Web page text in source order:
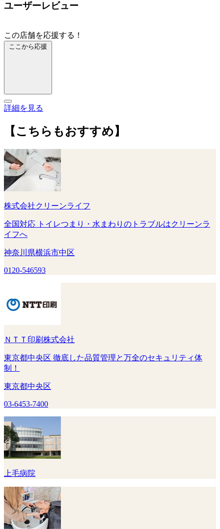
ユーザーレビュー
この店舗を応援する！
ここから応援
詳細を見る
【こちらもおすすめ】
株式会社クリーンライフ
全国対応 トイレつまり・水まわりのトラブルはクリーンラ
イフへ
神奈川県横浜市中区
0120-546593
ＮＴＴ印刷株式会社
東京都中央区 徹底した品質管理と万全のセキュリティ体
制！
東京都中央区
03-6453-7400
上毛病院